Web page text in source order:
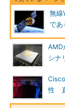
無線
であ
AMD
シナ
性